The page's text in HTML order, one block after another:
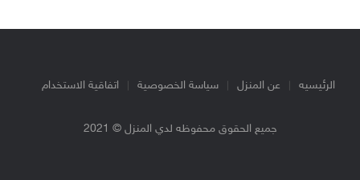
الرئيسيه عن المنزل سياسة الخصوصية اتفاقية الاستخدام
جميع الحقوق محفوظه لدي المنزل © 2021